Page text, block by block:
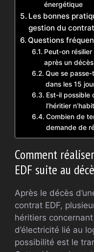
énergétique
Les bonnes
gestion du
Questions
Peut-on
après un
Que se
dans les 15
Est-il possible
l’héritier
Combien de
demande de
Comment
EDF suite au
Après le décès
contrat EDF,
héritiers
d’électricité lié au
possibilité est le